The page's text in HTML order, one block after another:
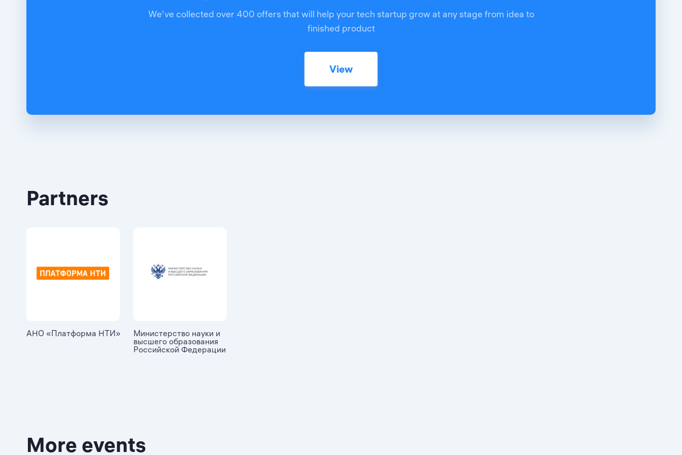
We've collected over 400 offers that will help your tech startup grow at any stage from idea to
finished product
View
Partners
АНО «Платформа НТИ»
Министерство науки и
высшего образования
Российской Федерации
More events